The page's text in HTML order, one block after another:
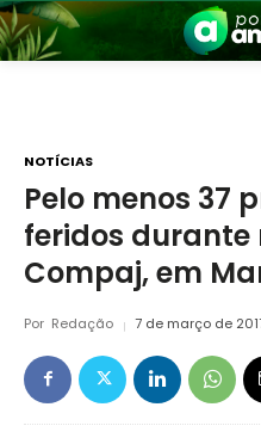
NOTÍCIAS
Pelo menos 37
feridos durante
Compaj, em
Por Redação 7 de março de